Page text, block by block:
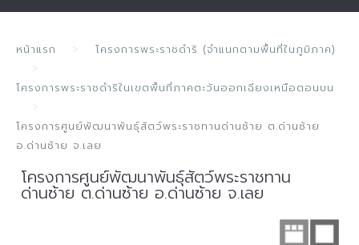
หน้าแรก โครงการพระราชดำริ (จำแนกตามพื้นที่ในภูมิภาค)
โครงการพระราชดำริในเขตพื้นที่ภาคตะวันออกเฉียงเหนือตอนบน
โครงการศูนย์พัฒนาพันธุ์สัตว์พระราชทานด่านซ้าย ต.ด่านซ้าย
อ.ด่านซ้าย จ.เลย
โครงการศูนย์พัฒนาพันธุ์สัตว์พระราชทาน
ด่านซ้าย ต.ด่านซ้าย อ.ด่านซ้าย จ.เลย